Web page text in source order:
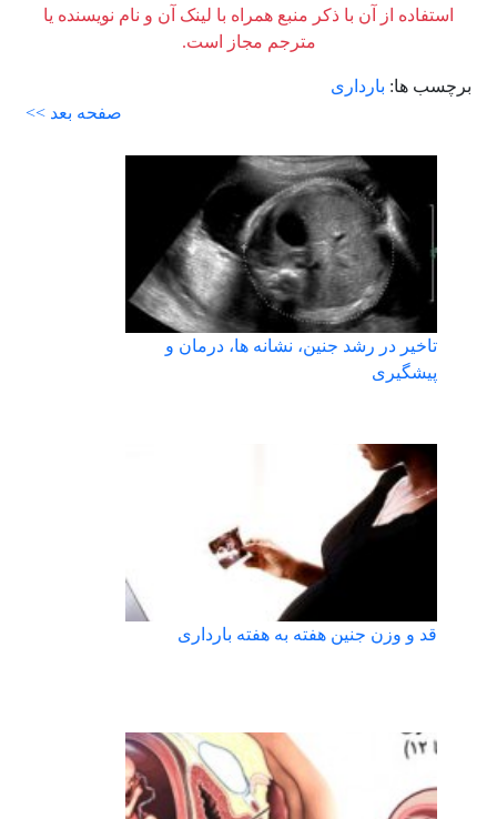
استفاده از آن با ذکر منبع همراه با لینک آن و نام نویسنده یا
مترجم مجاز است.
برچسب ها: بارداری
صفحه بعد >>
تاخیر در رشد جنین، نشانه ها، درمان و
پیشگیری
قد و وزن جنین هفته به هفته بارداری